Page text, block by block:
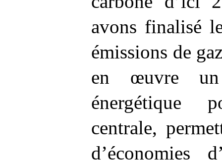
avons finalisé
émissions de
en œuvre
énergétique
centrale,
d’économies